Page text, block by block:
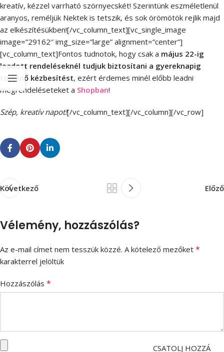
kreatív, kézzel varrható szörnyecskét! Szerintünk eszméletlenül
aranyos, reméljük Nektek is tetszik, és sok örömötök rejlik majd
az elkészítésükben![/vc_column_text][vc_single_image
image=”29162″ img_size=”large” alignment=”center”]
[vc_column_text]Fontos tudnotok, hogy csak a május 22-ig
leadott rendeléseknél tudjuk biztosítani a gyereknapig
történő kézbesítést, ezért érdemes minél előbb leadni
megrendeléseteket a Shopban!
Szép, kreatív napot![/vc_column_text][/vc_column][/vc_row]
Következő Előző
Vélemény, hozzászólás?
Az e-mail címet nem tesszük közzé. A kötelező mezőket *
karakterrel jelöltük
Hozzászólás *
CSATOLJ HOZZÁ